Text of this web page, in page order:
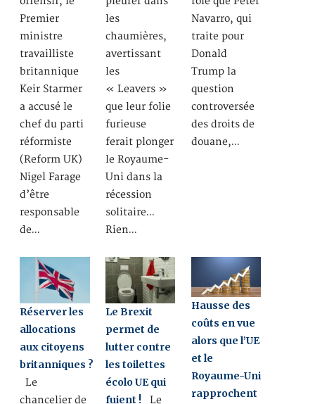
Premier
ministre
travailliste
britannique
Keir Starmer
a accusé le
chef du parti
réformiste
(Reform UK)
Nigel Farage
d’être
responsable
de…
les
chaumières,
avertissant
les
« Leavers »
que leur folie
furieuse
ferait plonger
le Royaume-
Uni dans la
récession
solitaire…
Rien…
Navarro, qui
traite pour
Donald
Trump la
question
controversée
des droits de
douane,…
Réserver les
allocations
aux citoyens
britanniques ?
Le
chancelier de
Le Brexit
permet de
lutter contre
les toilettes
écolo UE qui
fuient ! Le
Hausse des
coûts en vue
alors que l’UE
et le
Royaume-Uni
rapprochent